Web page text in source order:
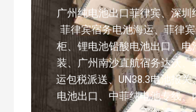
广州纯电池出口菲律宾、深圳
菲律宾宿务电池海运、菲律
柜、锂电池铅酸电池出口、电
装、广州南沙直航宿务达沃、
运包税派送、UN38.3电池报
电池出口、中菲纯电池专线、